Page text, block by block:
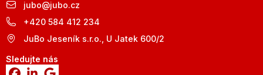
jubo@jubo.cz
+420 584 412 234
JuBo Jeseník s.r.o., U Jatek 600/2
Sledujte nás